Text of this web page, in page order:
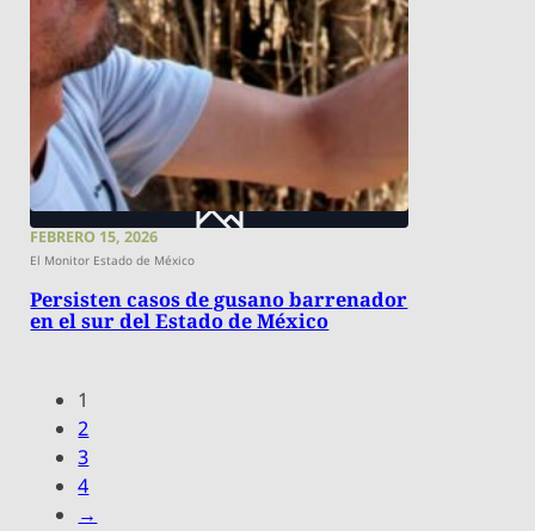
FEBRERO 15, 2026
El Monitor Estado de México
Persisten casos de gusano barrenador
en el sur del Estado de México
1
2
3
4
→